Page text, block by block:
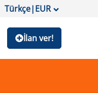
Türkçe|EUR
İlan ver!